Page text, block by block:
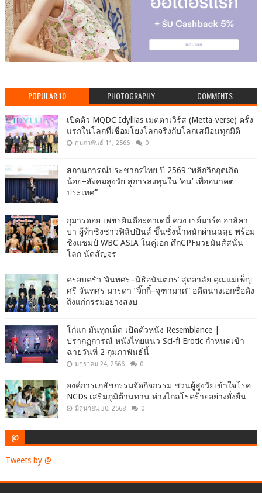
POPULAR 10 PHOTOGRAPHY COMMENTS
เปิดตัว MQDC Idyllias เมตตาเวิร์ส (Metta-verse) ครั้ง
แรกในโลกที่เชื่อมโยงโลกจริงกับโลกเสมือนทุกมิติ
กุมภาพันธ์ 11, 2566 0
สถานการณ์ประชากรไทย ปี 2569 “พลิกวิกฤตเกิด
น้อย–สังคมสูงวัย สู่การลงทุนใน ‘คน’ เพื่ออนาคต
ประเทศ”
กุมารดอย เพชรยินดีอะคาเดมี่ ควง เรย์มาร์ค อาลิคา
บา ผู้ท้าชิงชาวฟิลิปปินส์ ขึ้นชั่งน้ำหนักผ่านฉลุย พร้อม
ชิงแชมป์ WBC ASIA ในคู่เอก ศึกCPFมวยมันส์สนั่น
โลก นัดสัญจร
ครอบครัว ‘จันทศร–นิธิอนันตภร’ สุดอาลัย คุณแม่เพ็ญ
ศรี จันทศร มารดา “จิ๊กกี๋–จุฑามาศ” อดีตนางเอกชื่อดัง
ถึงแก่กรรมอย่างสงบ
โก๋แก่ มันทุกเม็ด เปิดตัวหนัง Resemblance |
ปรากฏการณ์ หนังไทยแนว Sci-fi Erotic กำหนดเข้า
ฉายวันที่ 2 กุมภาพันธ์นี้
มกราคม 24, 2566 0
องค์การเภสัชกรรมจัดกิจกรรม ชวนผู้สูงวัยเข้าใจโรค
NCDs เสริมภูมิต้านทาน ห่างไกลโรคร้ายอย่างยั่งยืน
มิถุนายน 30, 2568 0
@
Tweets by @